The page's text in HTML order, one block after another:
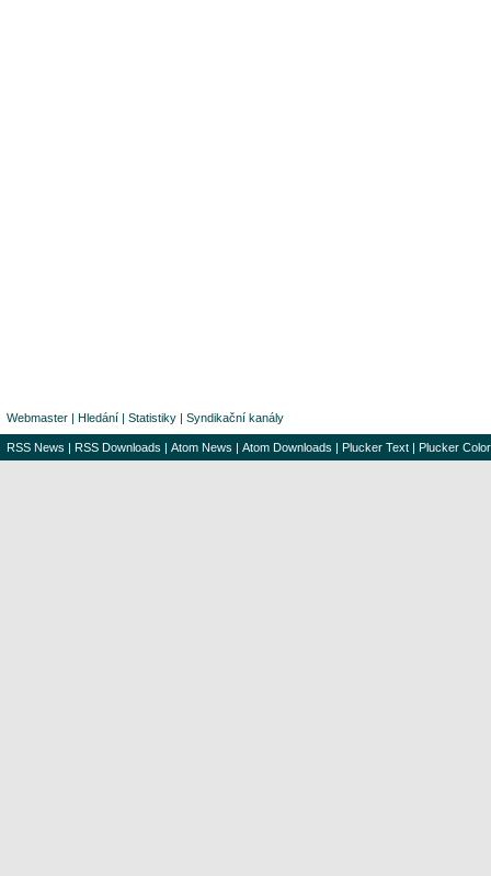
Webmaster | Hledání | Statistiky | Syndikační kanály
RSS News | RSS Downloads | Atom News | Atom Downloads | Plucker Text | Plucker Color